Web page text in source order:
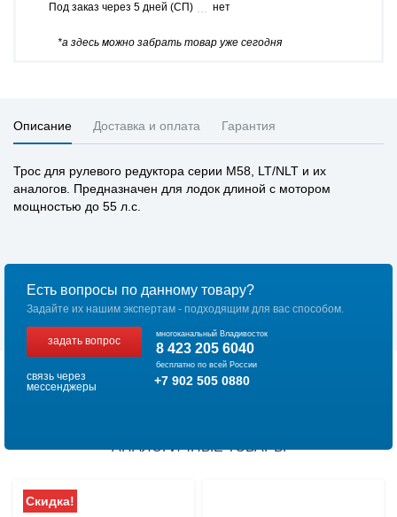
Под заказ через 5 дней (СП) нет
*а здесь можно забрать товар уже сегодня
Описание Доставка и оплата Гарантия
Трос для рулевого редуктора серии M58, LT/NLT и их
аналогов. Предназначен для лодок длиной с мотором
мощностью до 55 л.с.
Есть вопросы по данному товару?
Задайте их нашим экспертам - подходящим для вас способом.
задать вопрос
многоканальный Владивосток
8 423 205 6040
бесплатно по всей России
связь через
мессенджеры
+7 902 505 0880
АНАЛОГИЧНЫЕ ТОВАРЫ
Скидка!